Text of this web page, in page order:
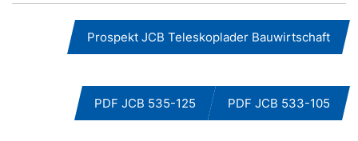
Prospekt JCB Teleskoplader Bauwirtschaft
PDF JCB 533-105
PDF JCB 535-125